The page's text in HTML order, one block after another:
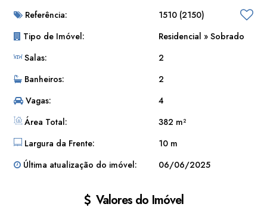
Referência: 1510 (2150)
Tipo de Imóvel:
Residencial » Sobrado
Salas:
2
Banheiros:
2
Vagas:
4
Área Total:
382 m²
Largura da Frente:
10 m
Última atualização do imóvel:
06/06/2025
Valores do Imóvel